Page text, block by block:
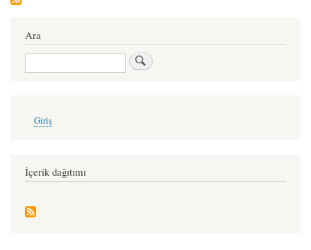
Ara
Ara
account
Giriş
İçerik dağıtımı